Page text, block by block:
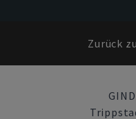
Zurück